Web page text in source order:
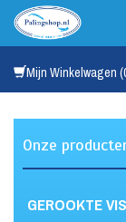
Mijn Winkelwagen
Onze
GEROOKTE VIS